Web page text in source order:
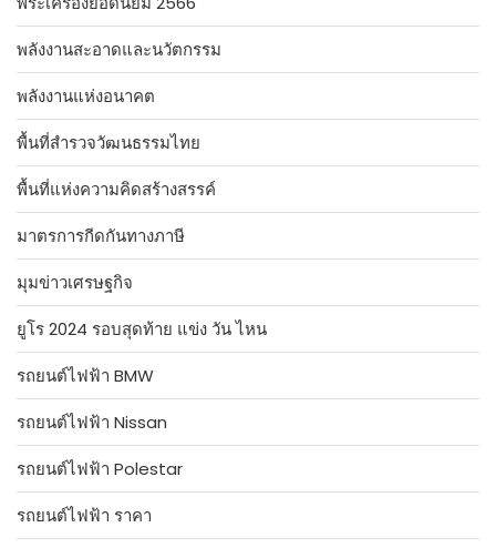
พลังงานสะอาดและนวัตกรรม
พลังงานแห่งอนาคต
พื้นที่สำรวจวัฒนธรรมไทย
พื้นที่แห่งความคิดสร้างสรรค์
มาตรการกีดกันทางภาษี
มุมข่าวเศรษฐกิจ
ยูโร 2024 รอบสุดท้าย แข่ง วัน ไหน
รถยนต์ไฟฟ้า BMW
รถยนต์ไฟฟ้า Nissan
รถยนต์ไฟฟ้า Polestar
รถยนต์ไฟฟ้า ราคา